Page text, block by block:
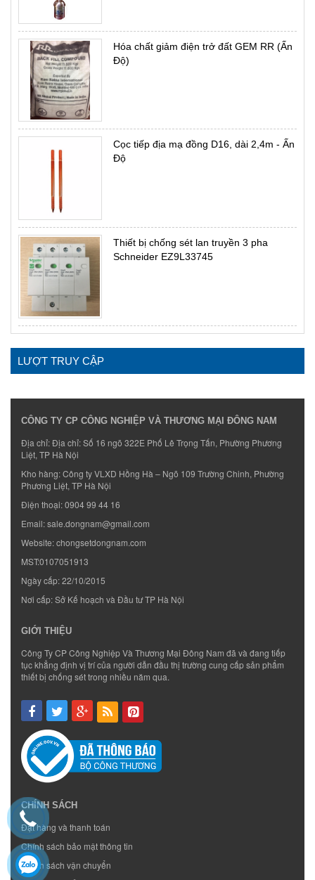
Hóa chất giảm điện trở đất GEM RR (Ấn
Độ)
Cọc tiếp địa mạ đồng D16, dài 2,4m - Ấn
Độ
Thiết bị chống sét lan truyền 3 pha
Schneider EZ9L33745
LƯỢT TRUY CẬP
CÔNG TY CP CÔNG NGHIỆP VÀ THƯƠNG MẠI ĐÔNG NAM
Địa chỉ: Địa chỉ: Số 16 ngõ 322E Phố Lê Trọng Tấn, Phường Phương
Liệt, TP Hà Nội
Kho hàng: Công ty VLXD Hồng Hà – Ngõ 109 Trường Chinh, Phường
Phương Liệt, TP Hà Nội
Điện thoại:0904 99 44 16
Email:sale.dongnam@gmail.com
Website:chongsetdongnam.com
MST:0107051913
Ngày cấp: 22/10/2015
Nơi cấp: Sở Kế hoạch và Đầu tư TP Hà Nội
GIỚI THIỆU
Công Ty CP Công Nghiệp Và Thương Mại Đông Nam đã và đang tiếp
tục khẳng định vị trí của người dẫn đầu thị trường cung cấp sản phẩm
thiết bị chống sét trong nhiều năm qua.
CHÍNH SÁCH
Đặt hàng và thanh toán
Chính sách bảo mật thông tin
Chính sách vận chuyển